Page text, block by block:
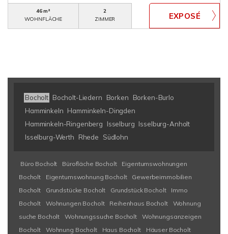
46 m²
WOHNFLÄCHE
2
ZIMMER
Bocholt Bocholt-Liedern Borken
Borken-Burlo
Hamminkeln Hamminkeln-Dingden
Hamminkeln-Ringenberg
Isselburg Isselburg-Anholt
Isselburg-Werth
Rhede Südlohn
Büro Bocholt Bürofläche Bocholt
Eigentumswohnungen
Bocholt
Eigentumswohnung Bocholt
Gewerbeimmobilien
Bocholt
Grundstücke Bocholt Grundstück Bocholt
Immo
Bocholt
Wohnungen Bocholt Reihenhaus Bocholt
Wohnung
suche Bocholt
Wohnungssuche Bocholt
Wohnungsanzeigen
Bocholt
Wohnung Bocholt Haus Bocholt
Häuser Bocholt